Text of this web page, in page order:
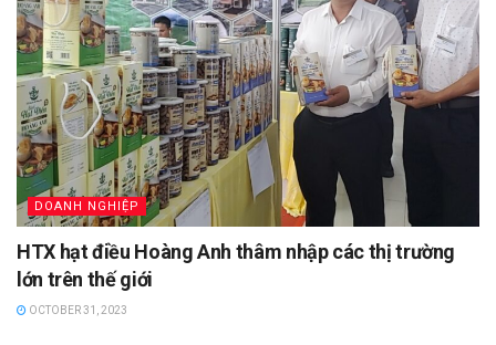
DOANH NGHIỆP
HTX hạt điều Hoàng Anh thâm nhập các thị trường
lớn trên thế giới
OCTOBER 31, 2023